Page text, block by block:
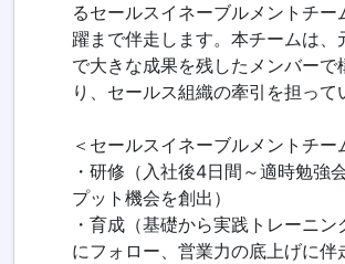
るセールスイネーブルメントチー
躍まで伴走します。本チームは、
で大きな成果を残したメンバーで
り、セールス組織の牽引を担って
＜セールスイネーブルメントチー
・研修（入社後4日間～適時勉強
プット機会を創出）
・育成（基礎から実践トレーニン
にフォロー、営業力の底上げに伴